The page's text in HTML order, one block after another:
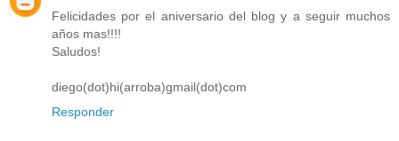
Felicidades por el aniversario del blog y a seguir muchos
años mas!!!!
Saludos!
diego(dot)hi(arroba)gmail(dot)com
Responder